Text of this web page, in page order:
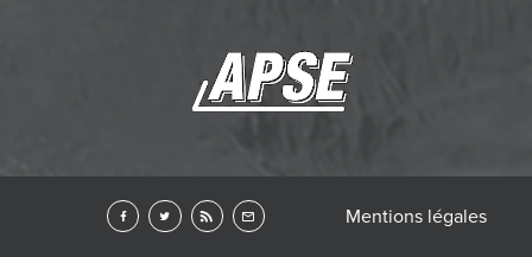
Mentions légales